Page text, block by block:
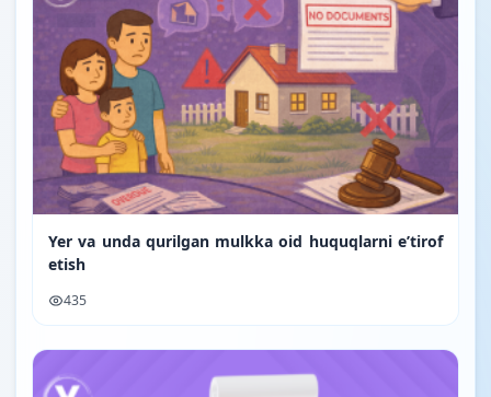
Yer va unda qurilgan mulkka oid huquqlarni e’tirof
etish
435